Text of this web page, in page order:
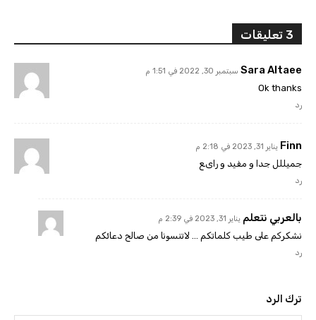
3 تعليقات
Sara Altaee سبتمبر 30, 2022 في 1:51 م
Ok thanks
رد
Finn يناير 31, 2023 في 2:18 م
جميللل جدا و مفيد و راىع
رد
بالعربي نتعلم يناير 31, 2023 في 2:39 م
نشكركم على طيب كلماتكم … لاتنسونا من صالح دعائكم
رد
ترك الرد